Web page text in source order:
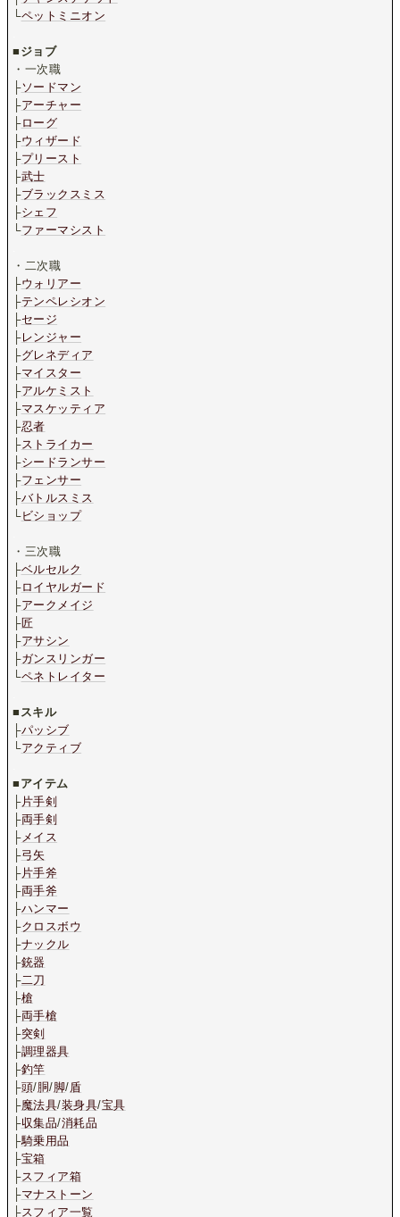
└ペットミニオン
■ ジョブ
・一次職
├ソードマン
├アーチャー
├ローグ
├ウィザード
├プリースト
├武士
├ブラックスミス
├シェフ
└ファーマシスト
・二次職
├ウォリアー
├テンペレシオン
├セージ
├レンジャー
├グレネディア
├マイスター
├アルケミスト
├マスケッティア
├忍者
├ストライカー
├シードランサー
├フェンサー
├バトルスミス
└ビショップ
・三次職
├ベルセルク
├ロイヤルガード
├アークメイジ
├匠
├アサシン
├ガンスリンガー
└ペネトレイター
■ スキル
├パッシブ
└アクティブ
■ アイテム
├片手剣
├両手剣
├メイス
├弓矢
├片手斧
├両手斧
├ハンマー
├クロスボウ
├ナックル
├銃器
├二刀
├槍
├両手槍
├突剣
├調理器具
├釣竿
├頭/ 胴/脚/盾
├魔法具/装身具/宝具
├収集品/消耗品
├騎乗用品
├宝箱
├スフィア箱
├マナストーン
├スフィア一覧